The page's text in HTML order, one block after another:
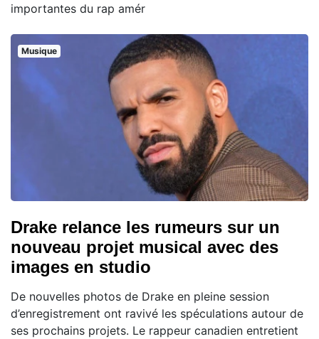
importantes du rap amér
Musique
Drake relance les rumeurs sur un
nouveau projet musical avec des
images en studio
De nouvelles photos de Drake en pleine session
d’enregistrement ont ravivé les spéculations autour de
ses prochains projets. Le rappeur canadien entretient